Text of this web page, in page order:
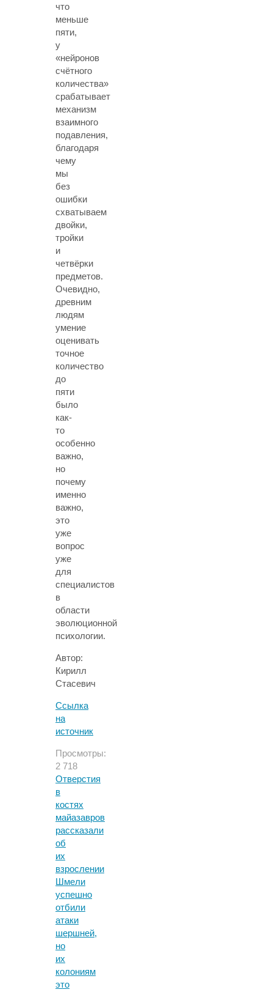
что
меньше
пяти,
у
«нейронов
счётного
количества»
срабатывает
механизм
взаимного
подавления,
благодаря
чему
мы
без
ошибки
схватываем
двойки,
тройки
и
четвёрки
предметов.
Очевидно,
древним
людям
умение
оценивать
точное
количество
до
пяти
было
как-
то
особенно
важно,
но
почему
именно
важно,
это
уже
вопрос
уже
для
специалистов
в
области
эволюционной
психологии.
Автор:
Кирилл
Стасевич
Ссылка
на
источник
Просмотры:
2 718
Отверстия
в
костях
майазавров
рассказали
об
их
взрослении
Шмели
успешно
отбили
атаки
шершней,
но
их
колониям
это